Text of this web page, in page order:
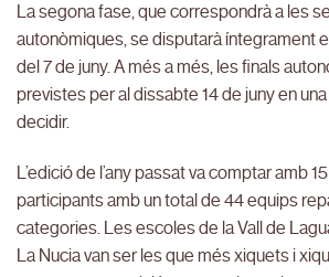
La segona fase, que correspondrà a les
autonòmiques, se disputarà íntegrament
del 7 de juny. A més a més, les finals
previstes per al dissabte 14 de juny en
decidir.
L’edició de l’any passat va comptar amb
participants amb un total de 44 equips
categories. Les escoles de la Vall de
La Nucia van ser les que més xiquets i